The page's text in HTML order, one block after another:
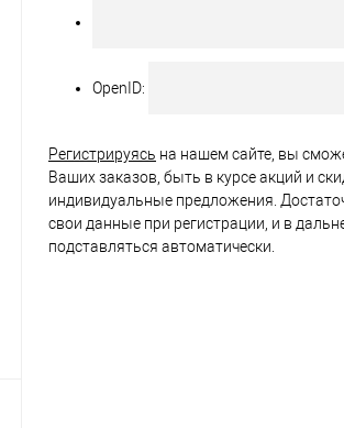
OpenID:
Регистрируясь на нашем сайте, вы
Ваших заказов, быть в курсе акций и
индивидуальные предложения.
свои данные при регистрации, и в
подставляться автоматически.